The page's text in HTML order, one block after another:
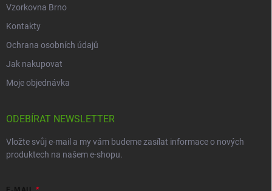
Vzorkovna Brno
Kontakty
Ochrana osobních údajů
Jak nakupovat
Moje objednávka
ODEBÍRAT NEWSLETTER
Vložte svůj e-mail a my vám budeme zasílat informace o nových
produktech na našem e-shopu.